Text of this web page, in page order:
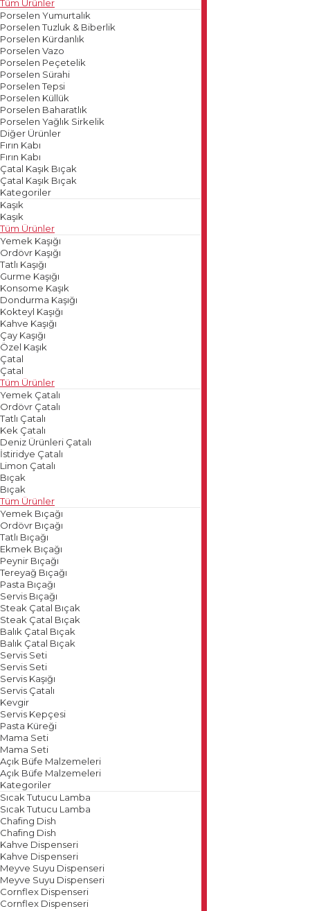
Tüm Ürünler
Porselen Yumurtalık
Porselen Tuzluk & Biberlik
Porselen Kürdanlık
Porselen Vazo
Porselen Peçetelik
Porselen Sürahi
Porselen Tepsi
Porselen Küllük
Porselen Baharatlık
Porselen Yağlık Sirkelik
Diğer Ürünler
Fırın Kabı
Fırın Kabı
Çatal Kaşık Bıçak
Çatal Kaşık Bıçak
Kategoriler
Kaşık
Kaşık
Tüm Ürünler
Yemek Kaşığı
Ordövr Kaşığı
Tatlı Kaşığı
Gurme Kaşığı
Konsome Kaşık
Dondurma Kaşığı
Kokteyl Kaşığı
Kahve Kaşığı
Çay Kaşığı
Özel Kaşık
Çatal
Çatal
Tüm Ürünler
Yemek Çatalı
Ordövr Çatalı
Tatlı Çatalı
Kek Çatalı
Deniz Ürünleri Çatalı
İstiridye Çatalı
Limon Çatalı
Bıçak
Bıçak
Tüm Ürünler
Yemek Bıçağı
Ordövr Bıçağı
Tatlı Bıçağı
Ekmek Bıçağı
Peynir Bıçağı
Tereyağ Bıçağı
Pasta Bıçağı
Servis Bıçağı
Steak Çatal Bıçak
Steak Çatal Bıçak
Balık Çatal Bıçak
Balık Çatal Bıçak
Servis Seti
Servis Seti
Servis Kaşığı
Servis Çatalı
Kevgir
Servis Kepçesi
Pasta Küreği
Mama Seti
Mama Seti
Açık Büfe Malzemeleri
Açık Büfe Malzemeleri
Kategoriler
Sıcak Tutucu Lamba
Sıcak Tutucu Lamba
Chafing Dish
Chafing Dish
Kahve Dispenseri
Kahve Dispenseri
Meyve Suyu Dispenseri
Meyve Suyu Dispenseri
Cornflex Dispenseri
Cornflex Dispenseri